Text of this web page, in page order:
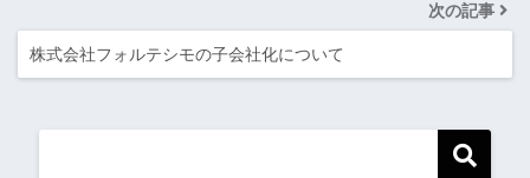
次の記事
株式会社フォルテシモの子会社化について